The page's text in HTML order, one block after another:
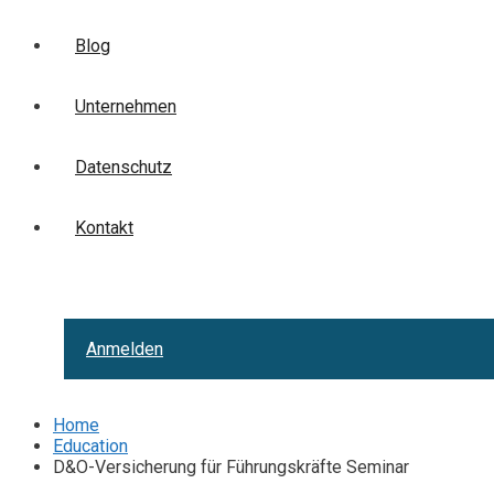
Blog
Unternehmen
Datenschutz
Kontakt
Anmelden
Home
Education
D&O-Versicherung für Führungskräfte Seminar